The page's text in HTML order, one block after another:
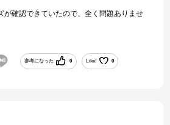
が確認できていたので、全く問題ありませ
参考になった 0 Like! 0